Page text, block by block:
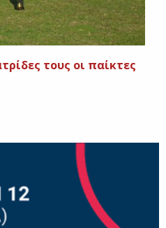
τους οι παίκτες